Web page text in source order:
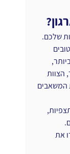
שלכם.
הצוות
המשאבים
את